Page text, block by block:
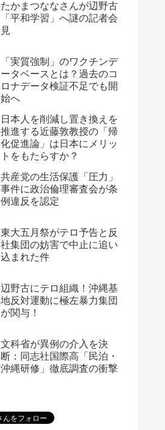
たかまつななさんが辺野古
「平和学習」へ謎の記者会
見
「実質強制」のワクチンデ
ータベースとは？過去のコ
ロナデータ検証不足でも開
始へ
日本人を削減し置き換えを
推進する近藤敦教授の「帰
化促進論」は日本にメリッ
トをもたらすか？
共産党の生活保護「圧力」
事件に政治倫理審査会が条
例違反を認定
東大五月祭がテロ予告と反
社集団の妨害で中止に追い
込まれた件
辺野古にテロ組織！沖縄基
地反対運動に極左暴力集団
が関与！
文科省が異例の介入を決
断：同志社国際高「民泊・
沖縄研修」徹底調査の衝撃